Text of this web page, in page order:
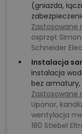
(gniazda,
Zastosowane
osprzęt
Schneider
Instalacja
instalacja
bez
Zastosowane
Uponor,
wentylacja
180 Stiebel